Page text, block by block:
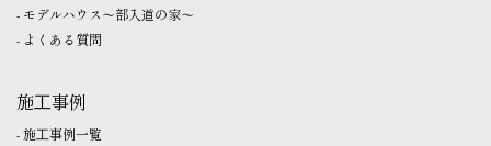
モデルハウス〜部入道の家〜
よくある質問
施⼯事例
施⼯事例一覧